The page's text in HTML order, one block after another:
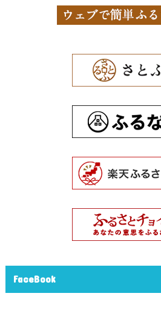
FaceBook